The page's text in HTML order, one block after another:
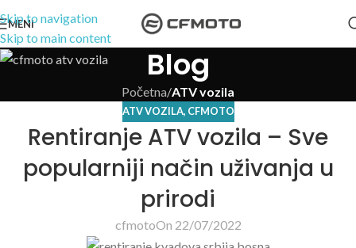
Skip to navigation
Skip to main content
MENI
Blog
Početna/ATV vozila
ATV VOZILA, CFMOTO
Rentiranje ATV vozila – Sve
popularniji način uživanja u
prirodi
cfmotoOn 22/07/2022